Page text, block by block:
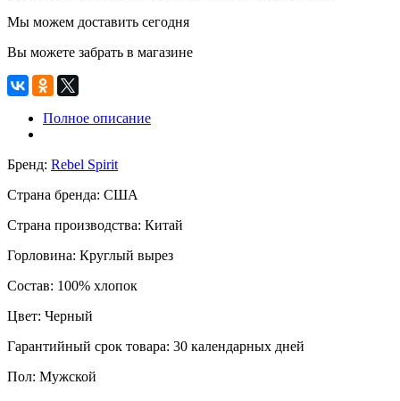
Мы можем доставить сегодня
Вы можете забрать в магазине
Полное описание
Бренд: Rebel Spirit
Страна бренда: США
Страна производства: Китай
Горловина: Круглый вырез
Состав: 100% хлопок
Цвет: Черный
Гарантийный срок товара: 30 календарных дней
Пол: Мужской